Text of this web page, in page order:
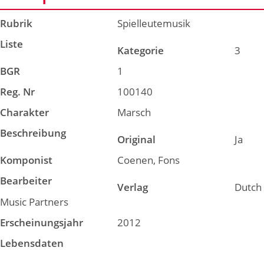
Rubrik
Spielleutemusik
Liste
Kategorie
3
BGR
1
Reg. Nr
100140
Charakter
Marsch
Beschreibung
Original
Ja
Komponist
Coenen, Fons
Bearbeiter
Verlag
Dutch
Music Partners
Erscheinungsjahr
2012
Lebensdaten